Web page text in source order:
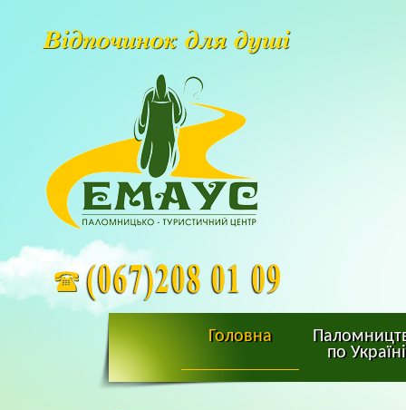
Головна
по Україні